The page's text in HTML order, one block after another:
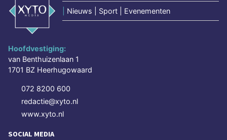
Nieuws | Sport | Evenementen
Hoofdvestiging:
van Benthuizenlaan 1
1701 BZ Heerhugowaard
072 8200 600
redactie@xyto.nl
www.xyto.nl
SOCIAL MEDIA